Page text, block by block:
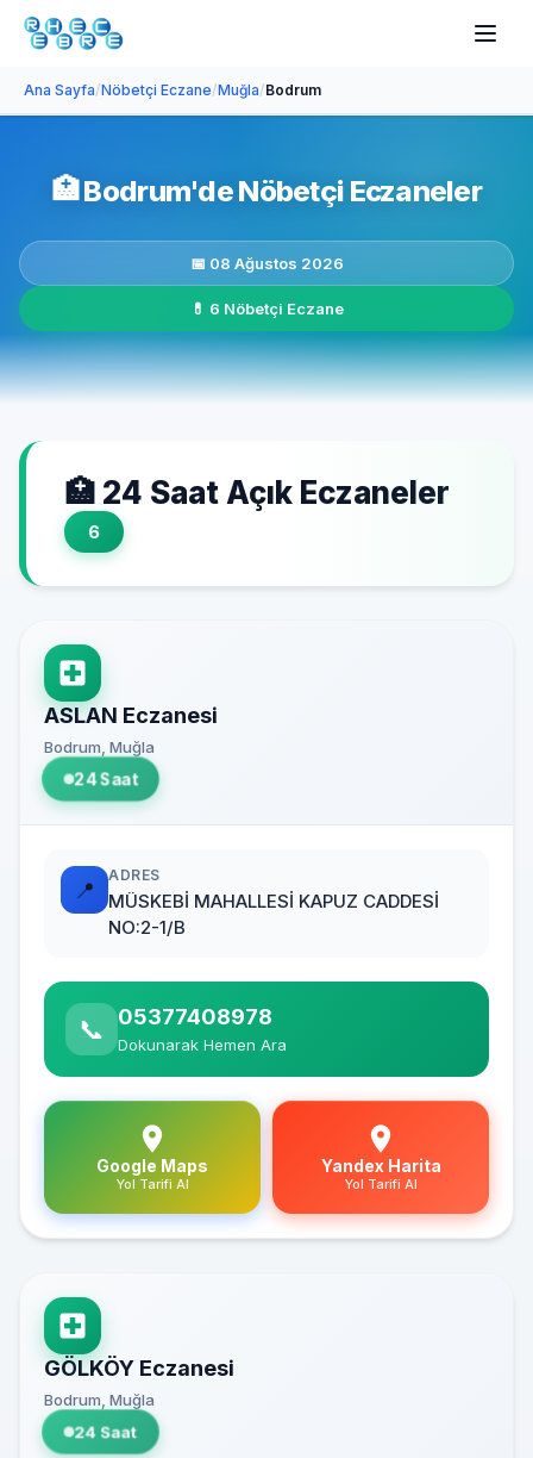
Ana Sayfa/Nöbetçi Eczane/Muğla/Bodrum
🏥Bodrum'de Nöbetçi Eczaneler
📅 08 Ağustos 2026
💊 6 Nöbetçi Eczane
🏥 24 Saat Açık Eczaneler
6
ASLAN Eczanesi
Bodrum, Muğla
24 Saat
📍
ADRES
MÜSKEBİ MAHALLESİ KAPUZ CADDESİ
NO:2-1/B
📞 05377408978
Dokunarak Hemen Ara
Google Maps
Yol Tarifi Al
Yandex Harita
Yol Tarifi Al
GÖLKÖY Eczanesi
Bodrum, Muğla
24 Saat